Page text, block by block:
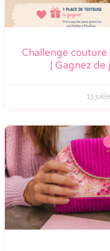
Challenge couture
| Gagnez
13